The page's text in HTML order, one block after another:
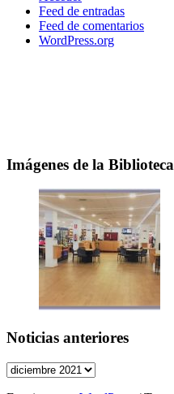
Feed de entradas
Feed de comentarios
WordPress.org
Imágenes de la Biblioteca
Noticias anteriores
Noticias